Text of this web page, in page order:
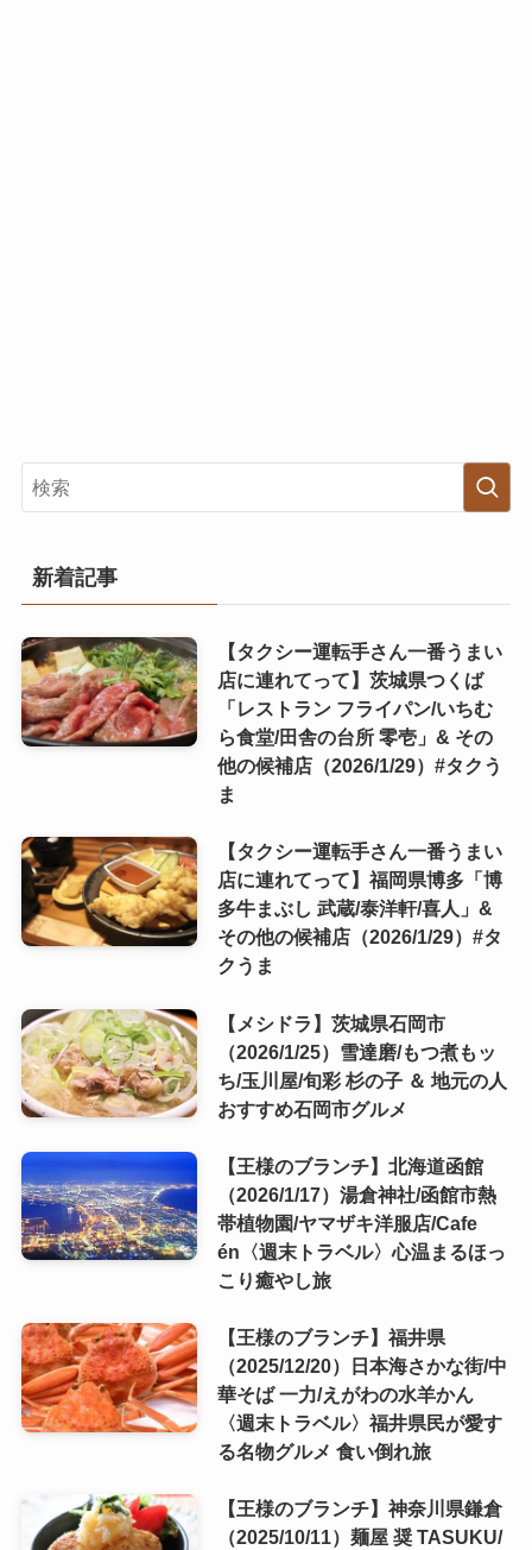
新着記事
【タクシー運転手さん一番うまい
店に連れてって】茨城県つくば
「レストラン フライパン/いちむ
ら食堂/田舎の台所 零壱」& その
他の候補店（2026/1/29）#タクう
ま
【タクシー運転手さん一番うまい
店に連れてって】福岡県博多「博
多牛まぶし 武蔵/泰洋軒/喜人」&
その他の候補店（2026/1/29）#タ
クうま
【メシドラ】茨城県石岡市
（2026/1/25）雪達磨/もつ煮もッ
ち/玉川屋/旬彩 杉の子 ＆ 地元の人
おすすめ石岡市グルメ
【王様のブランチ】北海道函館
（2026/1/17）湯倉神社/函館市熱
帯植物園/ヤマザキ洋服店/Cafe
én〈週末トラベル〉心温まるほっ
こり癒やし旅
【王様のブランチ】福井県
（2025/12/20）日本海さかな街/中
華そば 一力/えがわの水羊かん
〈週末トラベル〉福井県民が愛す
る名物グルメ 食い倒れ旅
【王様のブランチ】神奈川県鎌倉
（2025/10/11）麺屋 奨 TASUKU/